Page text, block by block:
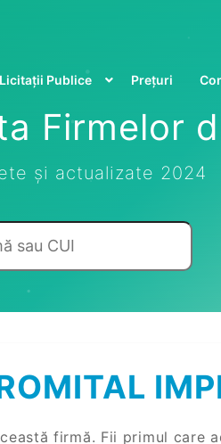
Licitații Publice Prețuri
Firmelor
și actualizate 2024
firmă. Fii primul care